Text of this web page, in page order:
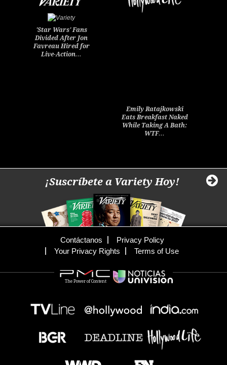
'Star Wars' Fans
Divided After Jon
Favreau Hired for
Live-Action…
Emily Ratajkowski
Eats Breakfast Naked
While Taking A Bath:
WTF…
¡Suscríbete a Variety Hoy!
Contáctanos
Privacy Policy
Your Privacy Rights
Terms of Use
The Power of Content